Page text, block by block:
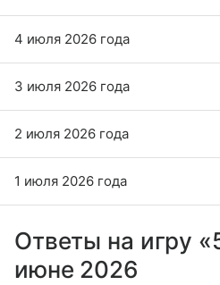
4 июля 2026 года
3 июля 2026 года
2 июля 2026 года
1 июля 2026 года
Ответы на игру
июне 2026